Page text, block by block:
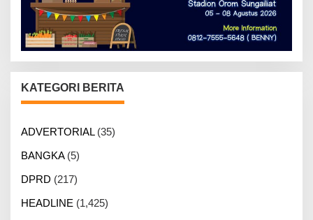
KATEGORI BERITA
ADVERTORIAL(35)
BANGKA(5)
DPRD (217)
HEADLINE (1,425)